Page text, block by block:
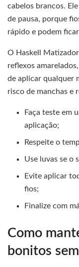
cabelos brancos.
de pausa, porque
rápido e podem
O Haskell
reflexos
de aplicar qualquer
risco de manchas e
Faça teste em
aplicação;
Respeite o
Use luvas se o
Evite aplicar
fios;
Finalize com
Como
bonitos